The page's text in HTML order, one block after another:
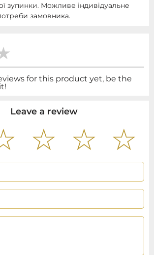
зупинки. Можливе індивідуальне
замовника.
for this product yet, be the
Leave a review